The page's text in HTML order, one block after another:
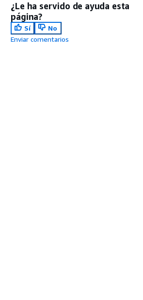
¿Le ha servido de ayuda esta
página?
Sí
No
Enviar comentarios